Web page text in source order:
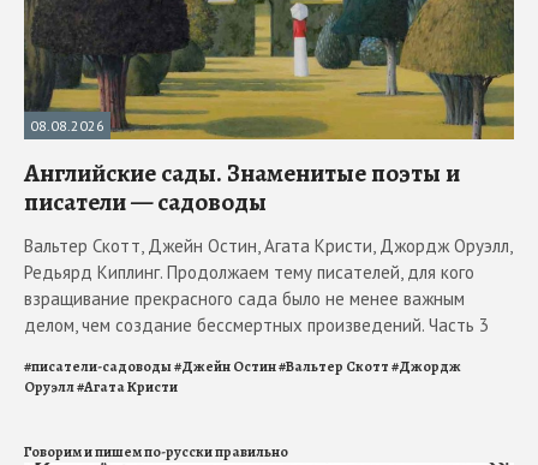
08.08.2026
Английские сады. Знаменитые поэты и
писатели — садоводы
Вальтер Скотт, Джейн Остин, Агата Кристи, Джордж Оруэлл,
Редьярд Киплинг. Продолжаем тему писателей, для кого
взращивание прекрасного сада было не менее важным
делом, чем создание бессмертных произведений. Часть 3
#писатели-садоводы#Джейн Остин#Вальтер Скотт#Джордж
Оруэлл#Агата Кристи
Говорим и пишем по-русски правильно